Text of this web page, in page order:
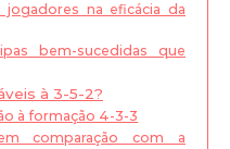
na eficácia da
bem-sucedidas que
à 3-5-2?
à formação 4-3-3
comparação com a